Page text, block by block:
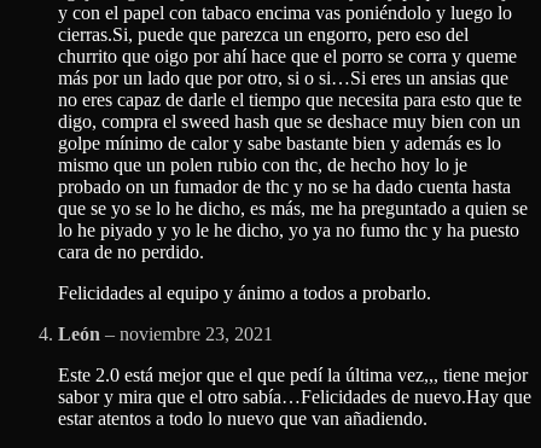
y con el papel con tabaco encima vas poniéndolo y luego lo
cierras.Si, puede que parezca un engorro, pero eso del
churrito que oigo por ahí hace que el porro se corra y queme
más por un lado que por otro, si o si…Si eres un ansias que
no eres capaz de darle el tiempo que necesita para esto que te
digo, compra el sweed hash que se deshace muy bien con un
golpe mínimo de calor y sabe bastante bien y además es lo
mismo que un polen rubio con thc, de hecho hoy lo je
probado on un fumador de thc y no se ha dado cuenta hasta
que se yo se lo he dicho, es más, me ha preguntado a quien se
lo he piyado y yo le he dicho, yo ya no fumo thc y ha puesto
cara de no perdido.
Felicidades al equipo y ánimo a todos a probarlo.
León – noviembre 23, 2021
Este 2.0 está mejor que el que pedí la última vez,,, tiene mejor
sabor y mira que el otro sabía…Felicidades de nuevo.Hay que
estar atentos a todo lo nuevo que van añadiendo.